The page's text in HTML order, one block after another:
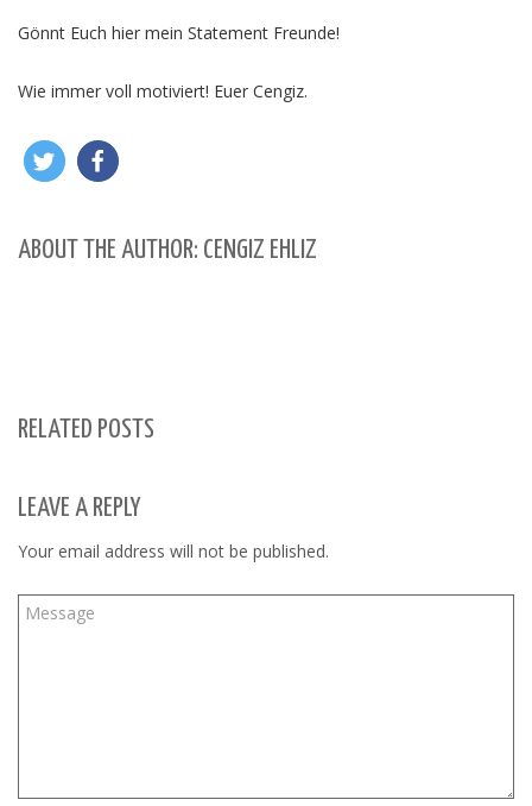
Gönnt Euch hier mein Statement Freunde!
Wie immer voll motiviert! Euer Cengiz.
ABOUT THE AUTHOR: CENGIZ EHLIZ
RELATED POSTS
LEAVE A REPLY
Your email address will not be published.